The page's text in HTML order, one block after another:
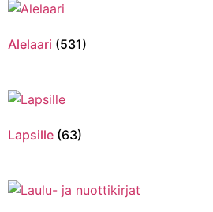
Alelaari (531)
Lapsille (63)